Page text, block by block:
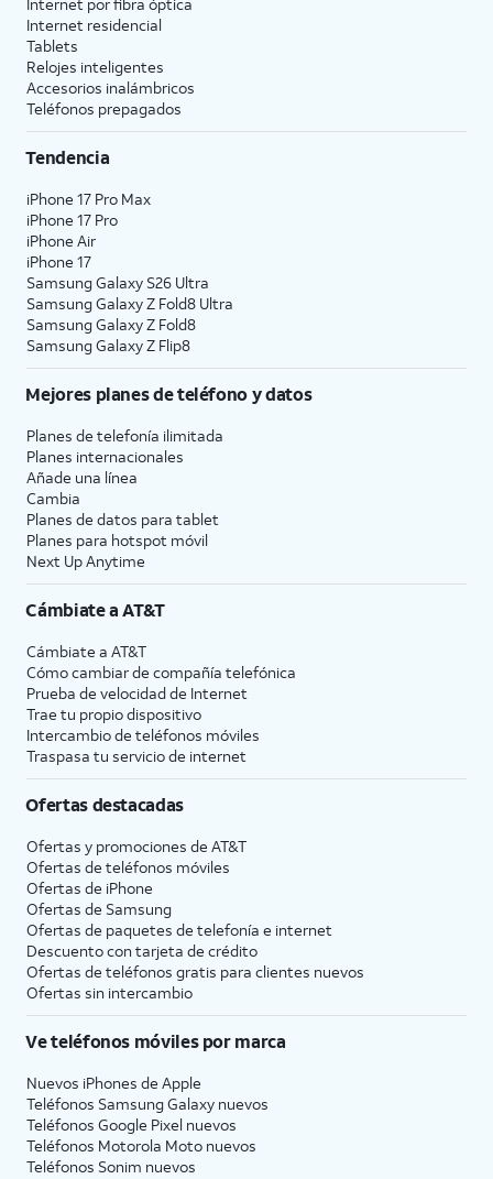
Internet residencial
Tablets
Relojes inteligentes
Accesorios inalámbricos
Teléfonos prepagados
Tendencia
iPhone 17 Pro Max
iPhone 17 Pro
iPhone Air
iPhone 17
Samsung Galaxy S26 Ultra
Samsung Galaxy Z Fold8 Ultra
Samsung Galaxy Z Fold8
Samsung Galaxy Z Flip8
Mejores planes de teléfono y datos
Planes de telefonía ilimitada
Planes internacionales
Añade una línea
Cambia
Planes de datos para tablet
Planes para hotspot móvil
Next Up Anytime
Cámbiate aAT&T
Cámbiate a AT&T
Cómo cambiar de compañía telefónica
Prueba de velocidad de Internet
Trae tu propio dispositivo
Intercambio de teléfonos móviles
Traspasa tu servicio de internet
Ofertas destacadas
Ofertas y promociones de AT&T
Ofertas de teléfonos móviles
Ofertas de iPhone
Ofertas de Samsung
Ofertas de paquetes de telefonía e internet
Descuento con tarjeta de crédito
Ofertas de teléfonos gratis para clientes nuevos
Ofertas sin intercambio
Ve teléfonos móviles por marca
Nuevos iPhones de Apple
Teléfonos Samsung Galaxy nuevos
Teléfonos Google Pixel nuevos
Teléfonos Motorola Moto nuevos
Teléfonos Sonim nuevos